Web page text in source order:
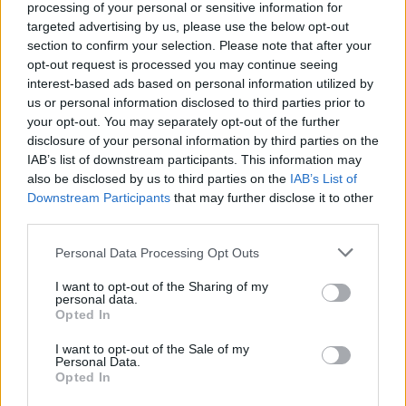
processing of your personal or sensitive information for
targeted advertising by us, please use the below opt-out
section to confirm your selection. Please note that after your
opt-out request is processed you may continue seeing
interest-based ads based on personal information utilized by
us or personal information disclosed to third parties prior to
your opt-out. You may separately opt-out of the further
disclosure of your personal information by third parties on the
IAB’s list of downstream participants. This information may
also be disclosed by us to third parties on the IAB’s List of
Downstream Participants that may further disclose it to other
Personal Data Processing Opt Outs
I want to opt-out of the Sharing of my
personal data.
Opted In
I want to opt-out of the Sale of my
Personal Data.
Opted In
προστασία των άγριων επικονιαστών και τη διατήρηση της
οικολογικής ισορροπίας».
Ο κ. Ιωάννης Καλλιάς, Country Manager της TÜV
AUSTRIA στην Ελλάδα δήλωσε σχετικά: «Το “Parnitha
BEEyond Project” αποδεικνύει στην πράξη πως η
συνεργασία μεταξύ επιχειρήσεων, επιστημονικής
κοινότητας και κοινωνίας μπορεί να δημιουργήσει
ουσιαστικό περιβαλλοντικό αποτύπωμα. Για την TÜV
AUSTRIA στην Ελλάδα, η βιωσιμότητα δεν αποτελεί
απλώς στρατηγική προτεραιότητα, αλλά δέσμευση για
είναι για εμάς επικοινωνία αλλά αποτελέσματα. Και τα
για το μέλλον της Πάρνηθας και της βιοποικιλότητας στη
χώρα μας».
Από την πλευράς της, η κ. Ελένη Ανδρεάδη, ESG
Executive Director του Ομίλου Sani/Ikos, ανέφερε: «Η
προστασία της βιοποικιλότητας και η αποκατάσταση